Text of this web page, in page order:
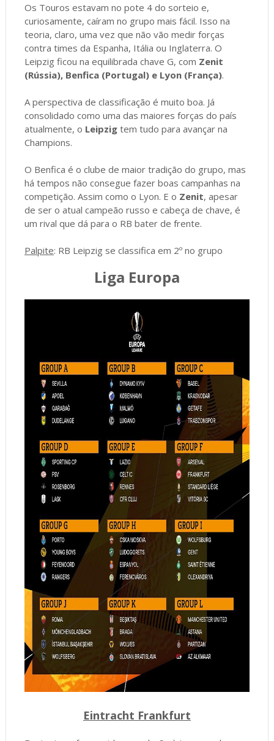
Os Touros estavam no pote 4 do sorteio e,
curiosamente, caíram no grupo mais fácil. Isso na
teoria, claro, uma vez que não vão medir forças
contra times da Espanha, Itália ou Inglaterra. O
Leipzig ficou na equilibrada chave G, com Zenit
(Rússia), Benfica (Portugal) e Lyon (França).
A perspectiva de classificação é muito boa. Já
consolidado como uma das maiores forças do país
atualmente, o Leipzigtem tudo para avançar na
Champions.
O Benfica é o clube de maior tradição do grupo, mas
há tempos não consegue fazer boas campanhas na
competição. Assim como o Lyon. E o Zenit, apesar
de ser o atual campeão russo e cabeça de chave, é
um rival que dá para o RB bater de frente.
Palpite: RB Leipzig se classifica em 2º no grupo
Liga Europa
Eintracht Frankfurt